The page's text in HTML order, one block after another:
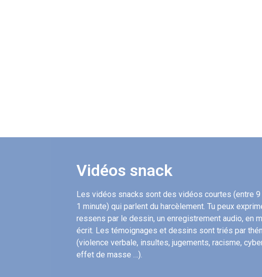
Vidéos snack
Les vidéos snacks sont des vidéos courtes (entre
1 minute) qui parlent du harcèlement. Tu peux
ressens par le dessin, un enregistrement audio, en
écrit. Les témoignages et dessins sont triés par
(violence verbale, insultes, jugements, racisme,
effet de